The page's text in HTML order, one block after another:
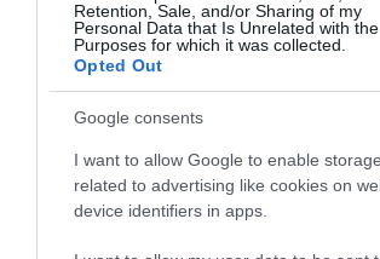
Retention, Sale, and/or Sharing of my
Personal Data that Is Unrelated with the
Purposes for which it was collected.
Opted Out
Google consents
I want to allow Google to enable storage
related to advertising like cookies on
device identifiers in apps.